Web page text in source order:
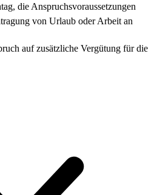
die Anspruchsvoraussetzungen
von Urlaub oder Arbeit an
auf zusätzliche Vergütung für die